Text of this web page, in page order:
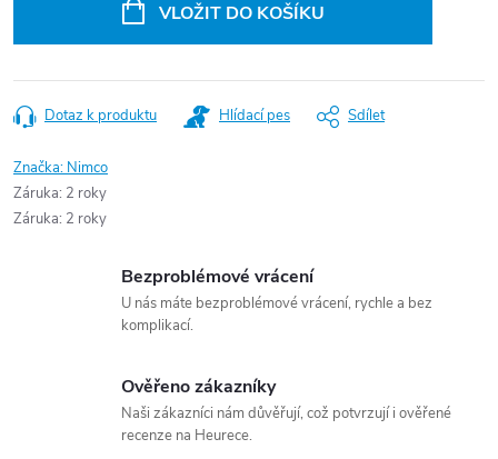
VLOŽIT DO KOŠÍKU
Dotaz k produktu Hlídací pes Sdílet
Značka: Nimco
Záruka: 2 roky
Záruka: 2 roky
Bezproblémové vrácení
U nás máte bezproblémové vrácení, rychle a bez
komplikací.
Ověřeno zákazníky
Naši zákazníci nám důvěřují, což potvrzují i ověřené
recenze na Heurece.